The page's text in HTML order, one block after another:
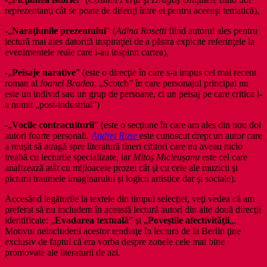
reprezentanţi cât se poate de diferiţi între ei pentru aceeaşi tematică),
-„Naraţiunile prezentului” (Adina Rosetti fiind autorul ales pentru
lectură mai ales datorită inspiraţiei de a păstra expicite referinţele la
evenimentele reale care i-au inspirat cartea),
-„Peisaje narative” (este o direcţie în care s-a impus cel mai recent
roman al Ioanei Bradea, „Scotch” în care personajul principal nu
este un individ sau un grup de persoane, ci un peisaj pe care critica l-
a numit „post-industrial”)
-„Vocile contraculturii” (este o secţiune în care am ales din nou doi
autori foarte personali. Andrei Ruse este cunoscut drept un autor care
a reuşit să atragă spre literatură tineri cititori care nu aveau nicio
treabă cu lecturile specializate, iar Mitoş Micleuşanu este cel care
analizează atât cu mijloacele prozei cât şi cu cele ale muzicii şi
picturii traumele imaginarului şi logicii artistice dar şi sociale).
Accesând legăturile la textele din timpul selecţiei, veţi vedea că am
preferat să nu includem în această lectură autori din alte două direcţii
identificate: „Evadarea textuală” şi „Poveştile afectivităţii„.
Motivul neincluderii acestor tendinţe în lectura de la Berlin ţine
exclusiv de faptul că era vorba despre zonele cele mai bine
promovate ale literaturii de azi.